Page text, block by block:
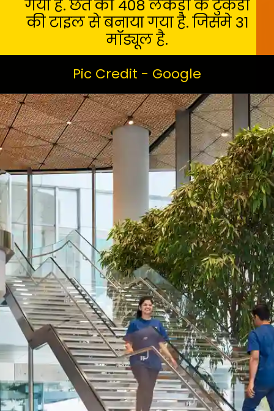
गया है. छत को 408 लकड़ी के टुकडों
की टाइल से बनाया गया है. जिसमे 31
मॉड्यूल है.
Pic Credit - Google